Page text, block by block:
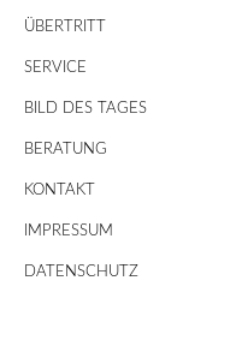
ÜBERTRITT
SERVICE
BILD DES TAGES
BERATUNG
KONTAKT
IMPRESSUM
DATENSCHUTZ